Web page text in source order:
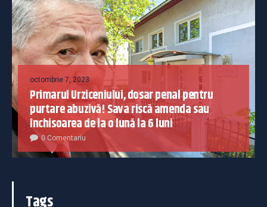
octombrie 7, 2023
Primarul Urziceniului, dosar penal pentru
purtare abuzivă! Sava riscă amenda sau
închisoarea de la o lună la 6 luni
0 Comentariu
Tags